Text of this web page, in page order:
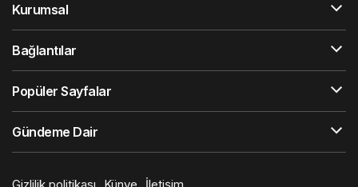
Kurumsal
Bağlantılar
Popüler Sayfalar
Gündeme Dair
Gizlilik politikası Künye İletişim